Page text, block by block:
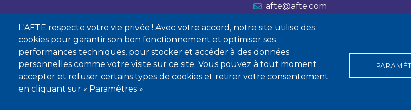
L'AFTE respecte votre vie privée ! Avec votre accord, notre site utilise des
cookies pour garantir son bon fonctionnement et optimiser ses
performances techniques, pour stocker et accéder à des données
personnelles comme votre visite sur ce site. Vous pouvez à tout moment
accepter et refuser certains types de cookies et retirer votre consentement
en cliquant sur « Paramètres ».
afte@afte.com
Nous contacter